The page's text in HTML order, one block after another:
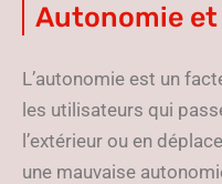
Autonomie
L’autonomie est un
les utilisateurs qui
l’extérieur ou en
une mauvaise